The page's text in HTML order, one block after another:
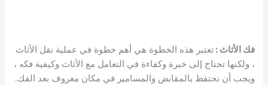
فك الأثاث :تعتبر هذه الخطوة هي أهم خطوة في عملية نقل الأثاث
، ولكنها تحتاج إلى خبرة وكفاءة في التعامل مع الأثاث وكيفية فكه ،
ويجب أن نحتفظ بالمقابض والمسامير في مكان معروف بعد الفك.